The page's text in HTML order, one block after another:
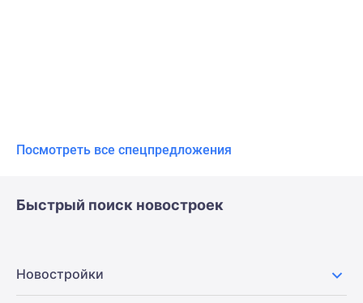
Посмотреть все спецпредложения
Быстрый поиск новостроек
Новостройки